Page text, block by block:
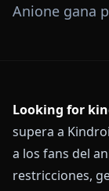
Anione gana
Looking for
supera a
a los fans del
restricciones,